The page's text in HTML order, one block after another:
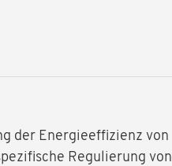
der Energieeffizienz von
Regulierung von